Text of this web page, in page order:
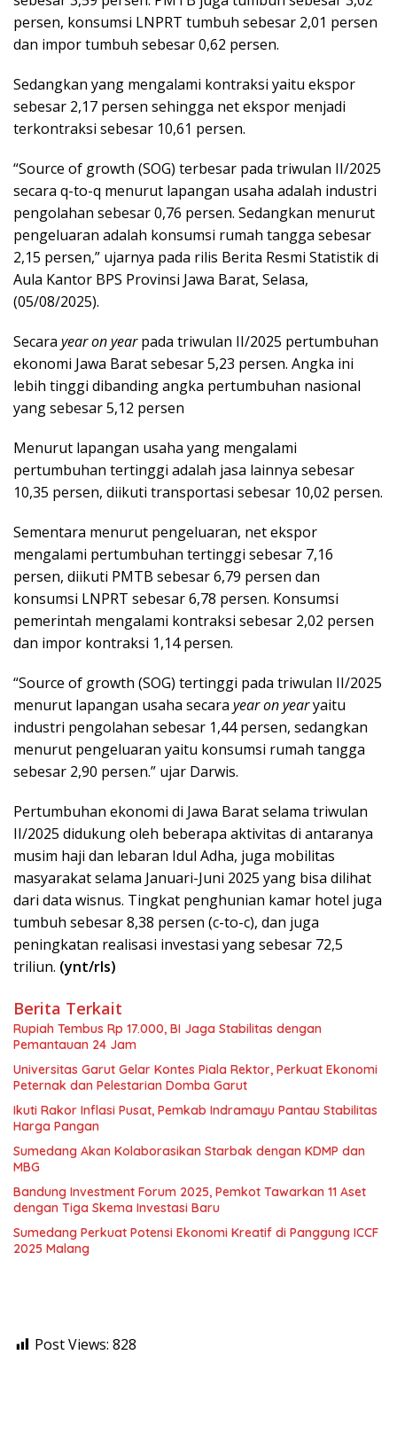
persen, konsumsi LNPRT tumbuh sebesar 2,01 persen
dan impor tumbuh sebesar 0,62 persen.
Sedangkan yang mengalami kontraksi yaitu ekspor
sebesar 2,17 persen sehingga net ekspor menjadi
terkontraksi sebesar 10,61 persen.
“Source of growth (SOG) terbesar pada triwulan II/2025
secara q-to-q menurut lapangan usaha adalah industri
pengolahan sebesar 0,76 persen. Sedangkan menurut
pengeluaran adalah konsumsi rumah tangga sebesar
2,15 persen,” ujarnya pada rilis Berita Resmi Statistik di
Aula Kantor BPS Provinsi Jawa Barat, Selasa,
(05/08/2025).
Secara year on yearpada triwulan II/2025 pertumbuhan
ekonomi Jawa Barat sebesar 5,23 persen. Angka ini
lebih tinggi dibanding angka pertumbuhan nasional
yang sebesar 5,12 persen
Menurut lapangan usaha yang mengalami
pertumbuhan tertinggi adalah jasa lainnya sebesar
10,35 persen, diikuti transportasi sebesar 10,02 persen.
Sementara menurut pengeluaran, net ekspor
mengalami pertumbuhan tertinggi sebesar 7,16
persen, diikuti PMTB sebesar 6,79 persen dan
konsumsi LNPRT sebesar 6,78 persen. Konsumsi
pemerintah mengalami kontraksi sebesar 2,02 persen
dan impor kontraksi 1,14 persen.
“Source of growth (SOG) tertinggi pada triwulan II/2025
menurut lapangan usaha secara year on yearyaitu
industri pengolahan sebesar 1,44 persen, sedangkan
menurut pengeluaran yaitu konsumsi rumah tangga
sebesar 2,90 persen.” ujar Darwis.
Pertumbuhan ekonomi di Jawa Barat selama triwulan
II/2025 didukung oleh beberapa aktivitas di antaranya
musim haji dan lebaran Idul Adha, juga mobilitas
masyarakat selama Januari-Juni 2025 yang bisa dilihat
dari data wisnus. Tingkat penghunian kamar hotel juga
tumbuh sebesar 8,38 persen (c-to-c), dan juga
peningkatan realisasi investasi yang sebesar 72,5
triliun. (ynt/rls)
Berita Terkait
Rupiah Tembus Rp 17.000, BI Jaga Stabilitas dengan
Pemantauan 24 Jam
Universitas Garut Gelar Kontes Piala Rektor, Perkuat Ekonomi
Peternak dan Pelestarian Domba Garut
Ikuti Rakor Inflasi Pusat, Pemkab Indramayu Pantau Stabilitas
Harga Pangan
Sumedang Akan Kolaborasikan Starbak dengan KDMP dan
MBG
Bandung Investment Forum 2025, Pemkot Tawarkan 11 Aset
dengan Tiga Skema Investasi Baru
Sumedang Perkuat Potensi Ekonomi Kreatif di Panggung ICCF
2025 Malang
Post Views: 828